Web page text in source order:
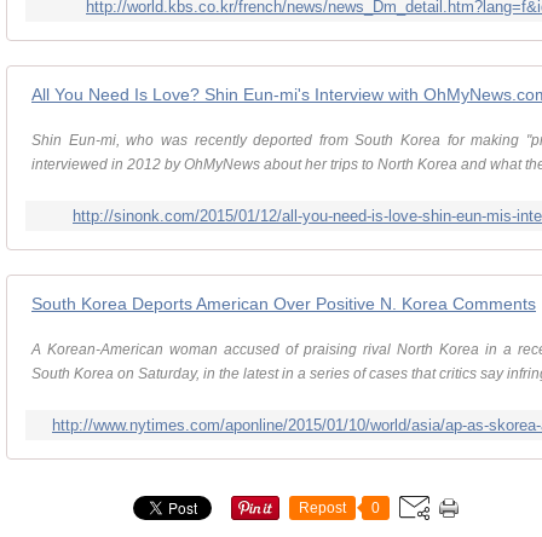
http://world.kbs.co.kr/french/news/
All You Need Is Love? Shin Eun-mi's Interview with
Shin Eun-mi, who was recently deported from South Korea for making
interviewed in 2012 by OhMyNews about her trips to North Korea and what
http://sinonk.com/2015/01/12/all-you-need-is-love-shin-eun-mis-
South Korea Deports American Over Positive N. Korea Comments
A Korean-American woman accused of praising rival North Korea in a
South Korea on Saturday, in the latest in a series of cases that critics say
http://www.nytimes.com/aponline/2015/01/10/world/asia/ap-as-
Repost 0